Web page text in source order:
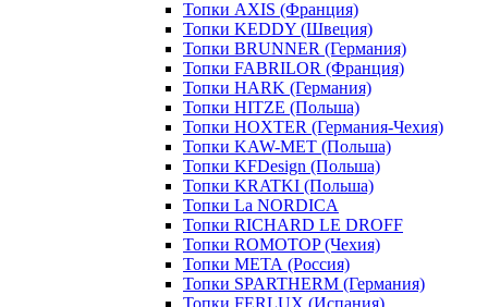
Топки AXIS (Франция)
Топки KEDDY (Швеция)
Топки BRUNNER (Германия)
Топки FABRILOR (Франция)
Топки HARK (Германия)
Топки HITZE (Польша)
Топки HOXTER (Германия-Чехия)
Топки KAW-MET (Польша)
Топки KFDesign (Польша)
Топки KRATKI (Польша)
Топки La NORDICA
Топки RICHARD LE DROFF
Топки ROMOTOP (Чехия)
Топки МЕТА (Россия)
Топки SPARTHERM (Германия)
Топки FERLUX (Испания)